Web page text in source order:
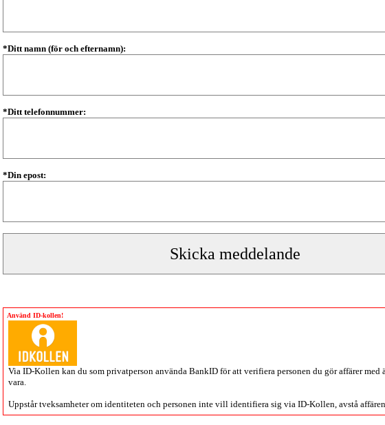
*Ditt namn (för och efternamn):
*Ditt telefonnummer:
*Din epost:
Använd ID-kollen!
Via ID-Kollen kan du som privatperson använda BankID för att verifiera personen du gör affärer med
vara.
Uppstår tveksamheter om identiteten och personen inte vill identifiera sig via ID-Kollen , avstå